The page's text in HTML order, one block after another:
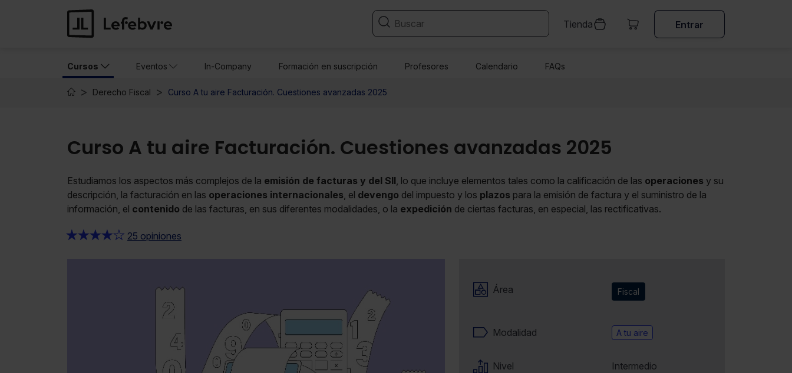
Tienda Entrar
Cursos Eventos In-Company Formación en suscripción Profesores Calendario FAQs
Derecho Fiscal Curso A tu aire Facturación. Cuestiones avanzadas 2025
Curso A tu aire Facturación. Cuestiones avanzadas 2025
Estudiamos los aspectos más complejos de la emisión de facturas y del SII, lo que incluye elementos tales como la calificación de las operaciones y su
descripción, la facturación en las operaciones internacionales, el devengo del impuesto y los plazos para la emisión de factura y el suministro de la
información, el contenido de las facturas, en sus diferentes modalidades, o la expedición de ciertas facturas, en especial, las rectificativas.
★★★★★ 25 opiniones
Área Fiscal
Modalidad A tu aire
Nivel Intermedio